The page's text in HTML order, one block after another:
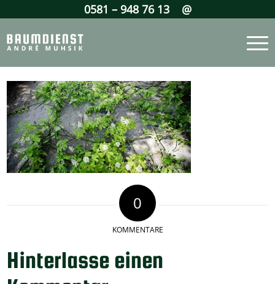
0581 – 948 76 13 @
0
KOMMENTARE
Hinterlasse einen